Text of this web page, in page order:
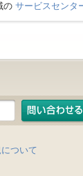
の サービスセンタ
ついて